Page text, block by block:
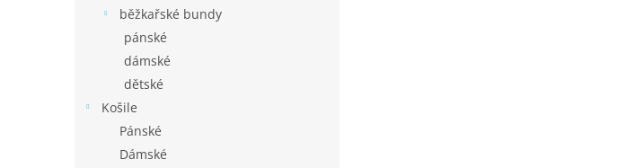
běžkařské bundy
pánské
dámské
dětské
Košile
Pánské
Dámské